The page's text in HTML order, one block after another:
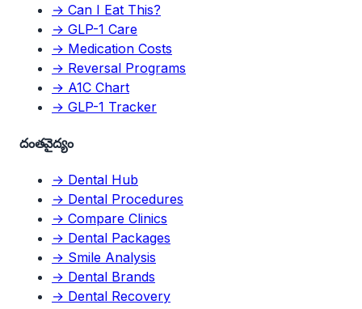
→ Can I Eat This?
→ GLP-1 Care
→ Medication Costs
→ Reversal Programs
→ A1C Chart
→ GLP-1 Tracker
దంతవైద్యం
→ Dental Hub
→ Dental Procedures
→ Compare Clinics
→ Dental Packages
→ Smile Analysis
→ Dental Brands
→ Dental Recovery